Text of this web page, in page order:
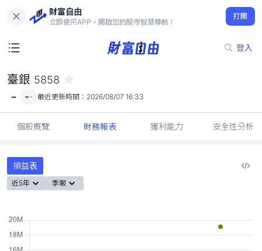
財富自由
立即使用APP，開啟您的股市智慧導航！
打開
登入
-
臺銀 5858
- - 最近更新時間： 2026/08/07 16:33
個股概覽 財務報表 獲利能力 安全性分析
損益表
近5年 季報